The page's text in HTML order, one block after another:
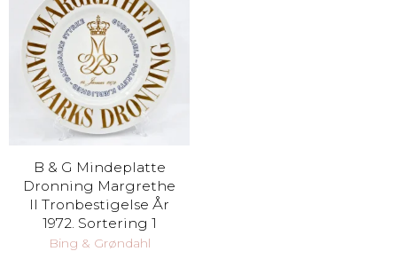
B & G Mindeplatte
Dronning Margrethe
ll Tronbestigelse År
1972. Sortering 1
Bing & Grøndahl